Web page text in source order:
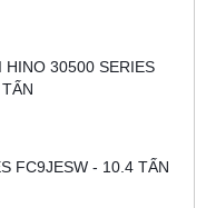
HINO 30500 SERIES
FC9JESW - 10.4 TẤN